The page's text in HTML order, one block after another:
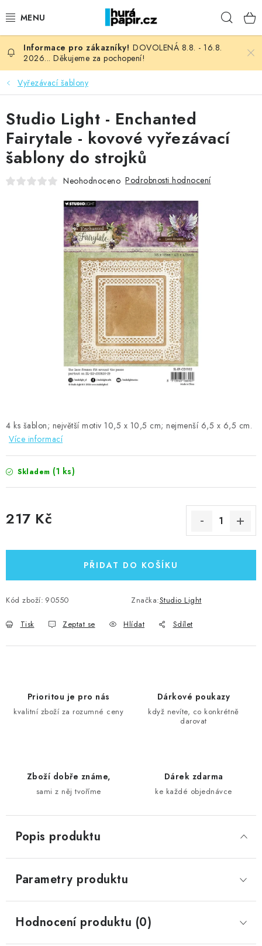
na
NOVINKY
HURÁ DÍLNA
VŠECHNO ZBOŽÍ
KNIHAŘSKÝ MATERIÁL
FOTORECENZE
MOJE OBJEDNÁVKA
Kontakty Moje objednávka
Oblíbené ♥️
Hodnocení obchodu
Obchodní podmínky
Podmínky ochrany osobních údajů
Ověřování recenzí
DOVOLENÁ 8.8. - 16.8.
2026... Děkujeme za pochopení!
Vyřezávací šablony
4 ks šablon; největší motiv 10,5 x 10,5 cm; nejmenší 6,5 x 6,5 cm.
Více informací
Skladem (1 ks)
217 Kč
PŘIDAT DO KOŠÍKU
Kód zboží: 90550 Značka:Studio Light
Tisk Zeptat se Hlídat Sdílet
Studio Light - Enchanted
Fairytale - kovové vyřezávací
šablony do strojků
Neohodnoceno Podrobnosti hodnocení
Prioritou je pro nás
kvalitní zboží za rozumné ceny
Dárkové poukazy
když nevíte, co konkrétně
darovat
Zboží dobře známe,
sami z něj tvoříme
Dárek zdarma
ke každé objednávce
Popis produktu
Parametry produktu
Hodnocení produktu (0)